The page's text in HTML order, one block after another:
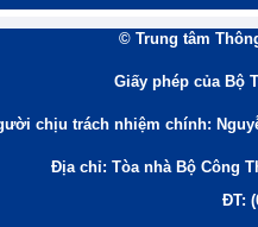
© Trung tâm
Giấy phép của Bộ
chịu trách nhiệm chính:
Địa chỉ: Tòa nhà Bộ Công
ĐT: